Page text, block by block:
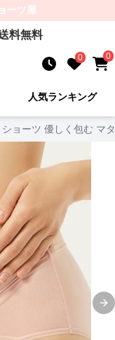
ーツ屋
料無料
0 0
人気ランキング
ショーツ 優しく包む マ